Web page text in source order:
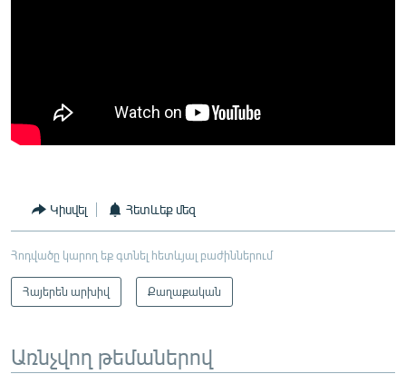
Կիսվել Հետևեք մեզ
Հոդվածը կարող եք գտնել հետևյալ բաժիններում
Հայերեն արխիվ Քաղաքական
Առնչվող թեմաներով